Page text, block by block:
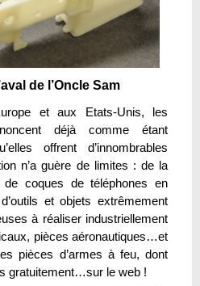
de l’Oncle Sam
et aux Etats-Unis, les
déjà comme étant
offrent d’innombrables
n’a guère de limites : de la
de coques de téléphones en
et objets extrêmement
à réaliser industriellement
pièces aéronautiques…et
pièces d’armes à feu, dont
gratuitement…sur le web !